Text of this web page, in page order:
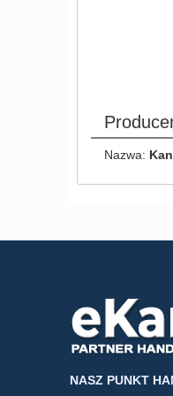
Nazwa:
NASZ PUNKT